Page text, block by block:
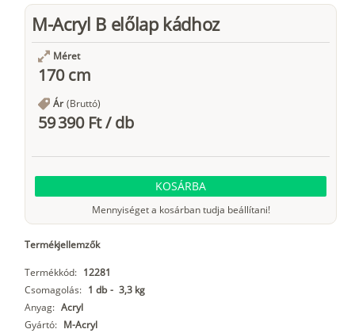
M-Acryl B előlap kádhoz
Méret
170 cm
Ár (Bruttó)
59 390 Ft/db
KOSÁRBA
Mennyiséget a kosárban tudja beállítani!
Termékjellemzők
Termékkód: 12281
Csomagolás: 1 db - 3,3 kg
Anyag: Acryl
Gyártó: M-Acryl